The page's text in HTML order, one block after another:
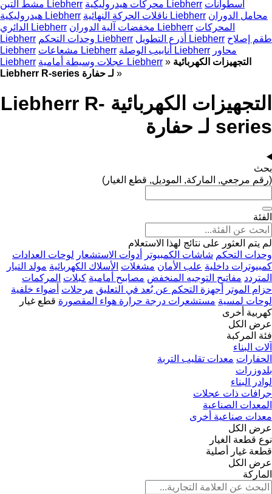
مشط التبن Liebherr
محركات هيدروليكية Liebherr أسطوانات
هيدروليكية Liebherr
ناقلات الحركة النهائية Liebherr محامل الدوران
الدائري Liebherr
مخفضات آلية الدوران Liebherr المحركات
Liebherr
وحدات التحكم Liebherr أذرع التطويل Liebherr طقم إصلاح
Liebherr
مشعاعات Liebherr أنابيب الوصلة Liebherr محاور
Liebherr
عجلات وسيطة أمامية Liebherr » التجهيزات الكهربائية
Liebherr R-series لـ حفارة »
التجهيزات الكهربائية Liebherr R-
series لـ حفارة
بحث
(رقم مرجعي, الماركة, الموديل, قطع الغيار)
الفئة
لم يتم العثور على نتائج لهذا الاستعلام
وحدات التحكم شاشات الكمبيوتر أدوات الاستشعار لوحات العدادات
كمبيوترات داخلية علب الأمان مشغلات الأسلاك الكهربائية مولد التيار
المتردد مفاتيح التوجيه المنخفض مصابيح أمامية كبلات المركمات
حزام الموتر
أجهزة التحكم عن بُعد في التعليق مرحلات أضواء خلفية
لوحات لمسية مستشعرات درجة حرارة هواء المقصورة قطع غيار
كهربية أخرى
عرض الكل
فئة المركبة
آلات البناء
الحفارات معدات تقليب التربة
بلدوزرات
لوادر البناء
جرافات ذات عجلات
المعدات الصناعية
معدات صناعية أخرى
عرض الكل
نوع قطعة الغيار
قطعة غيار أصلية
عرض الكل
الماركة